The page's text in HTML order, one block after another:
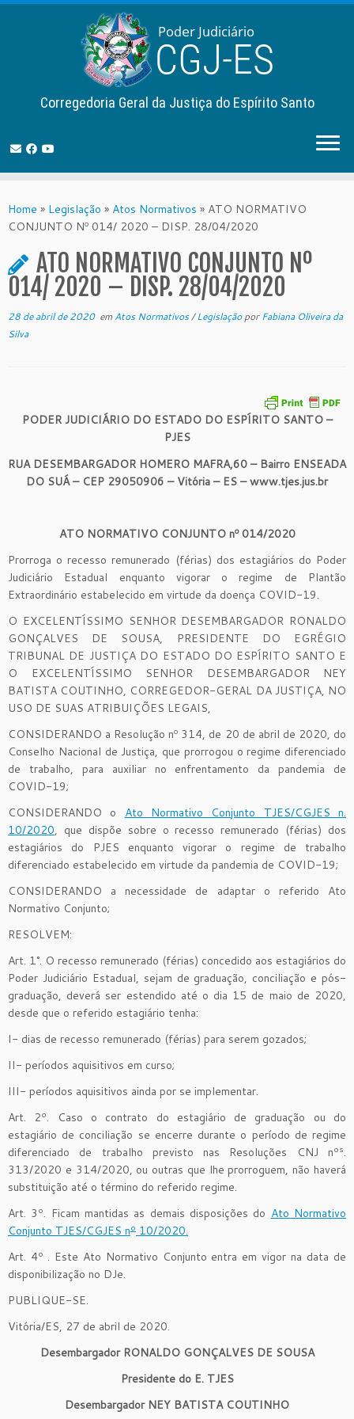
to
content
Corregedoria Geral da Justiça do Espírito Santo
Home » Legislação » Atos Normativos » ATO NORMATIVO
CONJUNTO Nº 014/ 2020 – DISP. 28/04/2020
ATO NORMATIVO CONJUNTO Nº
014/ 2020 – DISP. 28/04/2020
28 de abril de 2020em Atos Normativos/LegislaçãoporFabiana Oliveira da
Silva
PODER JUDICIÁRIO DO ESTADO DO ESPÍRITO SANTO –
PJES
RUA DESEMBARGADOR HOMERO MAFRA,60 – Bairro ENSEADA
DO SUÁ – CEP 29050906 – Vitória – ES – www.tjes.jus.br
ATO NORMATIVO CONJUNTO nº 014/2020
Prorroga o recesso remunerado (férias) dos estagiários do Poder
Judiciário Estadual enquanto vigorar o regime de Plantão
Extraordinário estabelecido em virtude da doença COVID-19.
O EXCELENTÍSSIMO SENHOR DESEMBARGADOR RONALDO
GONÇALVES DE SOUSA, PRESIDENTE DO EGRÉGIO
TRIBUNAL DE JUSTIÇA DO ESTADO DO ESPÍRITO SANTO E
O EXCELENTÍSSIMO SENHOR DESEMBARGADOR NEY
BATISTA COUTINHO, CORREGEDOR-GERAL DA JUSTIÇA, NO
USO DE SUAS ATRIBUIÇÕES LEGAIS,
CONSIDERANDO a Resolução nº 314, de 20 de abril de 2020, do
Conselho Nacional de Justiça, que prorrogou o regime diferenciado
de trabalho, para auxiliar no enfrentamento da pandemia de
COVID-19;
CONSIDERANDO o Ato Normativo Conjunto TJES/CGJES n.
10/2020, que dispõe sobre o recesso remunerado (férias) dos
estagiários do PJES enquanto vigorar o regime de trabalho
diferenciado estabelecido em virtude da pandemia de COVID-19;
CONSIDERANDO a necessidade de adaptar o referido Ato
Normativo Conjunto;
RESOLVEM:
Art. 1°. O recesso remunerado (férias) concedido aos estagiários do
Poder Judiciário Estadual, sejam de graduação, conciliação e pós-
graduação, deverá ser estendido até o dia 15 de maio de 2020,
desde que o referido estagiário tenha:
I- dias de recesso remunerado (férias) para serem gozados;
II- períodos aquisitivos em curso;
III- períodos aquisitivos ainda por se implementar.
Art. 2o. Caso o contrato do estagiário de graduação ou do
estagiário de conciliação se encerre durante o período de regime
diferenciado de trabalho previsto nas Resoluções CNJ nos.
313/2020 e 314/2020, ou outras que lhe prorroguem, não haverá
substituição até o término do referido regime.
Art. 3 o. Ficam mantidas as demais disposições do Ato Normativo
Conjunto TJES/CGJES no 10/2020.
Art. 4o . Este Ato Normativo Conjunto entra em vigor na data de
disponibilização no DJe.
PUBLIQUE-SE.
Vitória/ES, 27 de abril de 2020.
Desembargador RONALDO GONÇALVES DE SOUSA
Presidente do E. TJES
Desembargador NEY BATISTA COUTINHO